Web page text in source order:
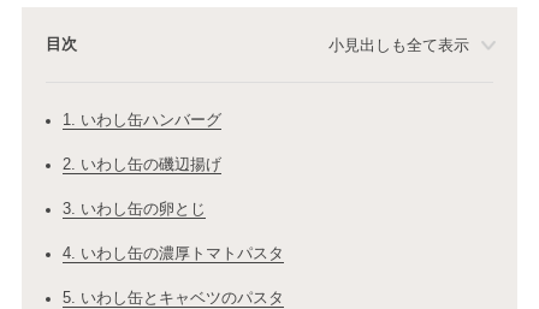
目次 小見出しも全て表示
1. いわし缶ハンバーグ
2. いわし缶の磯辺揚げ
3. いわし缶の卵とじ
4. いわし缶の濃厚トマトパスタ
5. いわし缶とキャベツのパスタ